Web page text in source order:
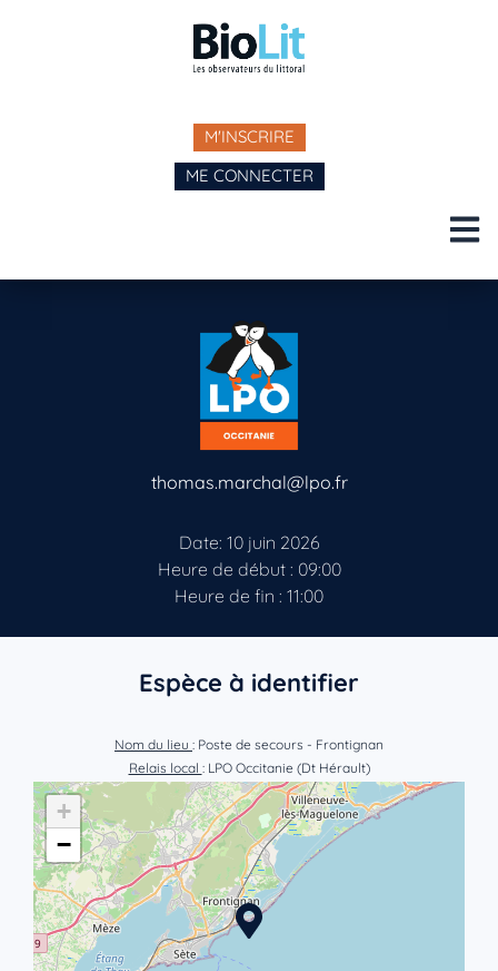
M'INSCRIRE
ME CONNECTER
thomas.marchal@lpo.fr
Date: 10 juin 2026
Heure de début : 09:00
Heure de fin : 11:00
Espèce à identifier
Nom du lieu : Poste de secours - Frontignan
Relais local : LPO Occitanie (Dt Hérault)
+
−